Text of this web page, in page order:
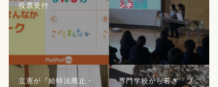
投票受付
ンチ
立憲が『給特法廃止・
専門学校から若き「プ